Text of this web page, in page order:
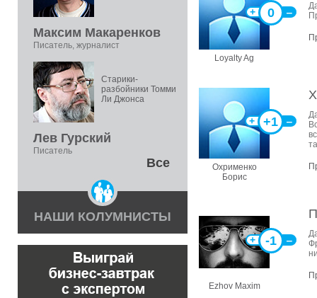
Loyalty Ag
0
+ ‒
Охрименко
Борис
+1
+ ‒
Ezhov Maxim
-1
+ ‒
Максим Макаренков
Писатель, журналист
Старики-
разбойники Томми
Ли Джонса
Лев Гурский
Писатель
Все
НАШИ КОЛУМНИСТЫ